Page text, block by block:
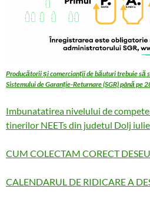
Producătorii și comercianții de băuturi trebuie să
Sistemului de Garanție-Returnare (SGR) până pe
Imbunatatirea nivelului de
tinerilor NEETs din judetul Dolj
CUM COLECTAM CORECT
CALENDARUL DE RIDICARE A